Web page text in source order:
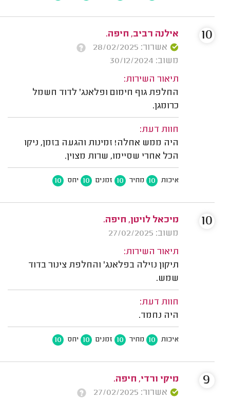
אילנה רביב, חיפה.
אשרור: 28/02/2025
משוב: 30/12/2024
תיאור השירות:
החלפת גוף חימום ופלאנג' לדוד חשמל
כרומגן.
חוות דעת:
היה ממש אחלה! זמינות והגעה בזמן, ניקו
הכל אחרי שסיימו, שרות מצוין.
איכות 10 מחיר 10 זמנים 10 יחס 10
10
מיכאל לויטן, חיפה.
משוב: 27/02/2025
תיאור השירות:
תיקון נזילה בפלאנג' והחלפת צינור בדוד
שמש.
חוות דעת:
היה נחמד.
איכות 10 מחיר 10 זמנים 10 יחס 10
10
מיקי ורדי, חיפה.
אשרור: 27/02/2025
9